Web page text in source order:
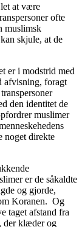
at være
ofte
muslimsk
skjule, at de
er i modstrid med
afvisning, foragt
den identitet de
muslimer
noget direkte
er de såkaldte
og gjorde,
Koranen. Og
taget afstand fra
der klæder og